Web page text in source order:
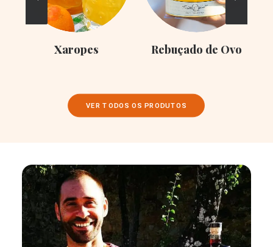
Xaropes Rebuçado de Ovo
VER TODOS OS PRODUTOS